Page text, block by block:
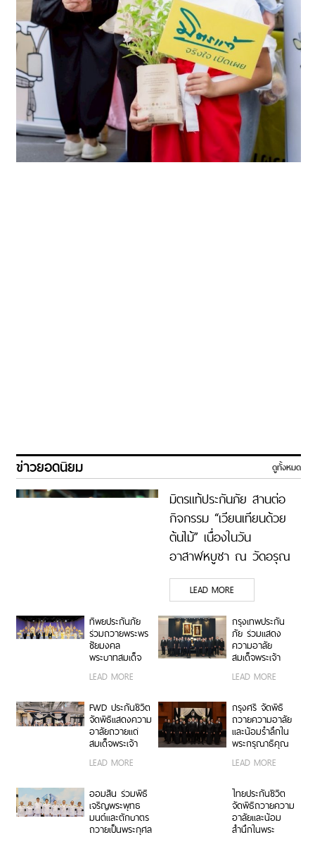
ข่าวยอดนิยม ดูทั้งหมด
มิตรแท้ประกันภัย สานต่อ
กิจกรรม “เวียนเทียนด้วย
ต้นไม้” เนื่องในวัน
อาสาฬหบูชา ณ วัดอรุณ
ราชวราราม ร่วมสืบสาน
พระพุทธศาสนา ส่งเสริม
การทำบุญวิถีใหม่ เพื่อสิ่ง
แวดล้อมที่ยั่งยืน
LEAD MORE
ทิพยประกันภัย
ร่วมถวายพระพร
ชัยมงคล
พระบาทสมเด็จ
รามาธิบดีศรีสิน
กรณ พระวชิร
เกล้าเจ้าอยู่หัว
LEAD MORE
กรุงเทพประกัน
ภัย ร่วมแสดง
ความอาลัย
สมเด็จพระเจ้า
รกิติยาภา นเรนทิ
หลวงราชสาริณี
สิริพัชร มหาวัชร
ราชธิดา
LEAD MORE
FWD ประกันชีวิต
จัดพิธีแสดงความ
อาลัยถวายแด่
สมเด็จพระเจ้า
รกิติยาภา นเรนทิ
หลวงราชสาริณี
สิริพัชร มหาวัชร
ราชธิดา
LEAD MORE
กรุงศรี จัดพิธี
ถวายความอาลัย
และน้อมรำลึกใน
พระกรุณาธิคุณ
ลูกเธอ เจ้าฟ้าพัช
ราเทพยวดี กรม
หลวงราชสาริณี
สิริพัชร มหาวัชร
ราชธิดา
LEAD MORE
ออมสิน ร่วมพิธี
เจริญพระพุทธ
มนต์และตักบาตร
ถวายเป็นพระกุศล
ไทยประกันชีวิต
จัดพิธีถวายความ
อาลัยและน้อม
สำนึกในพระ